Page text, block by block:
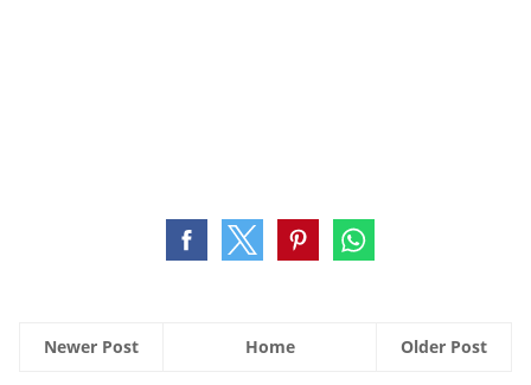
Newer Post Older Post
Home